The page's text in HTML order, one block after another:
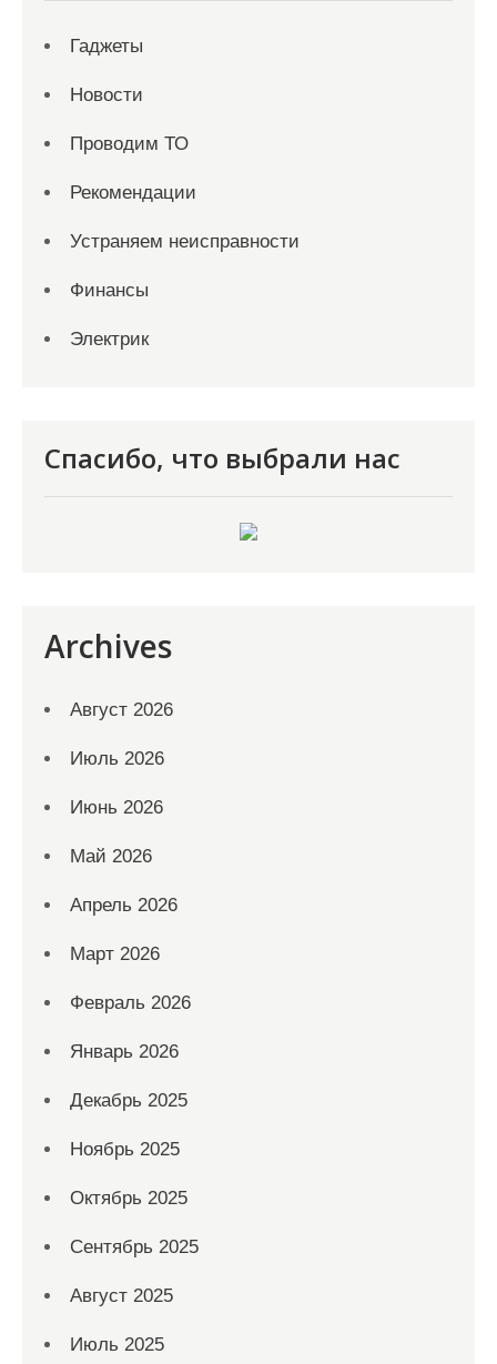
Гаджеты
Новости
Проводим ТО
Рекомендации
Устраняем неисправности
Финансы
Электрик
Спасибо, что выбрали нас
Archives
Август 2026
Июль 2026
Июнь 2026
Май 2026
Апрель 2026
Март 2026
Февраль 2026
Январь 2026
Декабрь 2025
Ноябрь 2025
Октябрь 2025
Сентябрь 2025
Август 2025
Июль 2025